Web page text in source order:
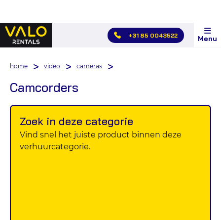
Hoofdmenu
overslaan
+31 85 0043522 Menu
home video cameras
Camcorders
Zoek in deze categorie
Vind snel het juiste product binnen deze
verhuurcategorie.